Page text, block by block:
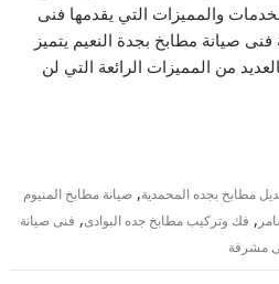
والمميزات التي يقدمها فنى
صيانة مطابخ بجدة النعيم يتميز
من المميزات الرائعة التي لن
مطابخ بجده المحمدية,صيانة مطابخ المنيوم
, فك وتركيب مطابخ جده البوادى, فنى صيانة
مشرفة